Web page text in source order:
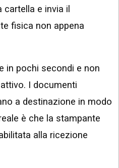
cartella e invia il
fisica non appena
in pochi secondi e non
I documenti
a destinazione in modo
è che la stampante
alla ricezione